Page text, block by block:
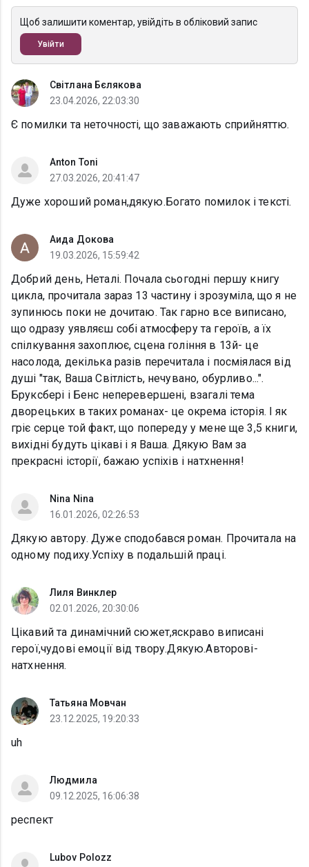
Щоб залишити коментар, увійдіть в обліковий запис
Увійти
Світлана Бєлякова
23.04.2026, 22:03:30
Є помилки та неточності, що заважають сприйняттю.
Anton Toni
27.03.2026, 20:41:47
Дуже хороший роман,дякую.Богато помилок і тексті.
Аида Докова
19.03.2026, 15:59:42
Добрий день, Неталі. Почала сьогодні першу книгу
цикла, прочитала зараз 13 частину і зрозуміла, що я не
зупинюсь поки не дочитаю. Так гарно все виписано,
що одразу уявляєш собі атмосферу та героїв, а їх
спілкування захоплює, сцена гоління в 13й- це
насолода, декілька разів перечитала і посміялася від
душі "так, Ваша Світлість, нечувано, обурливо...".
Бруксбері і Бенс неперевершені, взагалі тема
дворецьких в таких романах- це окрема історія. І як
гріє серце той факт, що попереду у мене ще 3,5 книги,
вихідні будуть цікаві і я Ваша. Дякую Вам за
прекрасні історії, бажаю успіхів і натхнення!
Nina Nina
16.01.2026, 02:26:53
Дякую автору. Дуже сподобався роман. Прочитала на
одному подиху.Успіху в подальшій праці.
Лиля Винклер
02.01.2026, 20:30:06
Цікавий та динамічний сюжет,яскраво виписані
герої,чудові емоції від твору.Дякую.Авторові-
натхнення.
Татьяна Мовчан
23.12.2025, 19:20:33
uh
Людмила
09.12.2025, 16:06:38
респект
Lubov Polozz